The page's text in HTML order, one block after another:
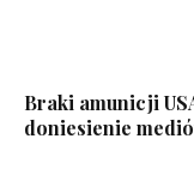
Braki amunicji
doniesienie